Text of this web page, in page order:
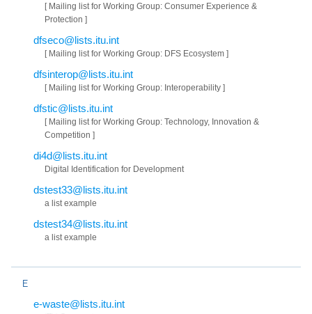
[ Mailing list for Working Group: Consumer Experience &
Protection ]
dfseco@lists.itu.int
[ Mailing list for Working Group: DFS Ecosystem ]
dfsinterop@lists.itu.int
[ Mailing list for Working Group: Interoperability ]
dfstic@lists.itu.int
[ Mailing list for Working Group: Technology, Innovation &
Competition ]
di4d@lists.itu.int
Digital Identification for Development
dstest33@lists.itu.int
a list example
dstest34@lists.itu.int
a list example
E
e-waste@lists.itu.int